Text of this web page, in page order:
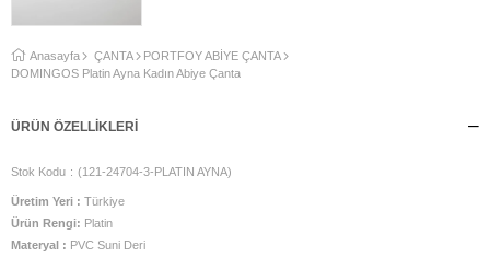
Anasayfa ÇANTA
PORTFOY ABİYE ÇANTA
DOMİNGOS Platin Ayna Kadın Abiye Çanta
ÜRÜN ÖZELLIKLERI
Stok Kodu (121-24704-3-PLATIN AYNA)
Üretim Yeri : Türkiye
Ürün Rengi: Platin
Materyal : PVC Suni Deri